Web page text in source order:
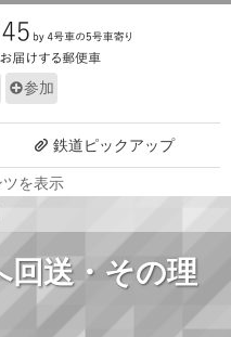
参加
を表示
鉄道ピックアップ
路線探訪
サイトについて
回送・その理